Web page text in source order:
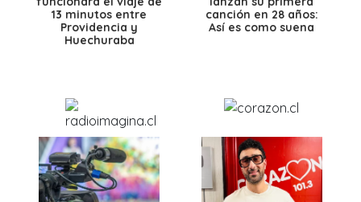
13 minutos entre
Providencia y
Huechuraba
canción en 28 años:
Así es como suena